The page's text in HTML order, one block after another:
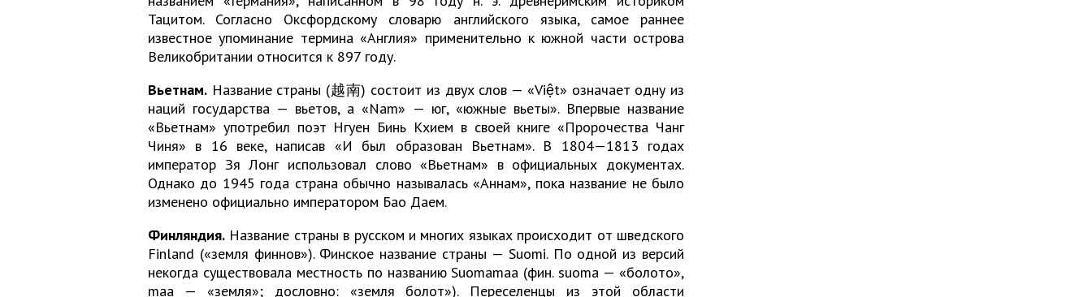
Тацитом. Согласно Оксфордскому словарю английского языка, самое раннее
известное упоминание термина «Англия» применительно к южной части острова
Великобритании относится к 897 году.
Вьетнам. Название страны (越南) состоит из двух слов — «Việt» означает одну из
наций государства — вьетов, а «Nam» — юг, «южные вьеты». Впервые название
«Вьетнам» употребил поэт Нгуен Бинь Кхием в своей книге «Пророчества Чанг
Чиня» в 16 веке, написав «И был образован Вьетнам». В 1804—1813 годах
император Зя Лонг использовал слово «Вьетнам» в официальных документах.
Однако до 1945 года страна обычно называлась «Аннам», пока название не было
изменено официально императором Бао Даем.
Финляндия. Название страны в русском и многих языках происходит от шведского
Finland («земля финнов»). Финское название страны — Suomi. По одной из версий
некогда существовала местность по названию Suomamaa (фин. suoma — «болото»,
maa — «земля»; дословно: «земля болот»). Переселенцы из этой области